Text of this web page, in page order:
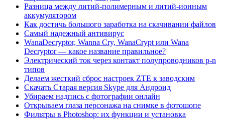
Разница между литий-полимерным и литий-ионным
аккумулятором
Как достичь большого заработка на скачивании файлов
Самый надежный антивирус
WanaDecryptor, Wanna Cry, WanaCrypt или Wana
Decryptor — какое название правильное?
Электрический ток через контакт полупроводников p-n
типов
Делаем жесткий сброс настроек ZTE к заводским
Скачать Старая версия Skype для Андроид
Убираем надпись с фотографии онлайн
Открываем глаза персонажа на снимке в фотошопе
Фильтры в Photoshop: их функции и установка